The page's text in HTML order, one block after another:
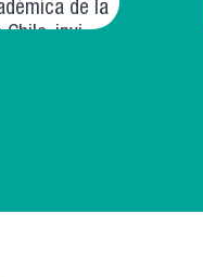
de la
Chile, invi